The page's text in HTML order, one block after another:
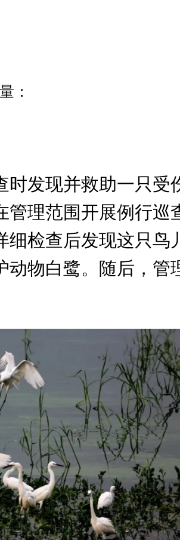
：
发现并救助一只受
理范围开展例行巡
检查后发现这只鸟
物白鹭。随后，管